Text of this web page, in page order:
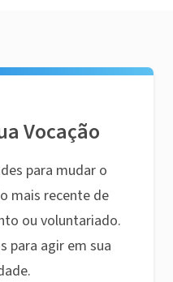
Vocação
para mudar o
mais recente de
ou voluntariado.
para agir em sua